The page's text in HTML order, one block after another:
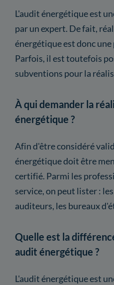
L'audit énergétique est
par un expert. De fait,
énergétique est donc
Parfois, il est toutefois
subventions pour la
À qui demander la
énergétique ?
Afin d'être considéré
énergétique doit être
certifié. Parmi les
service, on peut lister :
auditeurs, les bureaux
Quelle est la
audit énergétique ?
L'audit énergétique est